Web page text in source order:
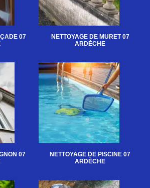
07
NETTOYAGE DE MURET 07
ARDÈCHE
07
NETTOYAGE DE PISCINE 07
ARDÈCHE